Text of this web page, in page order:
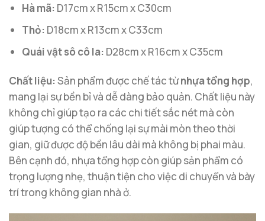
Hà mã: D17cm x R15cm x C30cm
Thỏ: D18cm x R13cm x C33cm
Quái vật sô cô la: D28cm x R16cm x C35cm
Chất liệu:Sản phẩm được chế tác từnhựa tổng hợp,
mang lại sự bền bỉ và dễ dàng bảo quản. Chất liệu này
không chỉ giúp tạo ra các chi tiết sắc nét mà còn
giúp tượng có thể chống lại sự mài mòn theo thời
gian, giữ được độ bền lâu dài mà không bị phai màu.
Bên cạnh đó, nhựa tổng hợp còn giúp sản phẩm có
trọng lượng nhẹ, thuận tiện cho việc di chuyển và bày
trí trong không gian nhà ở.